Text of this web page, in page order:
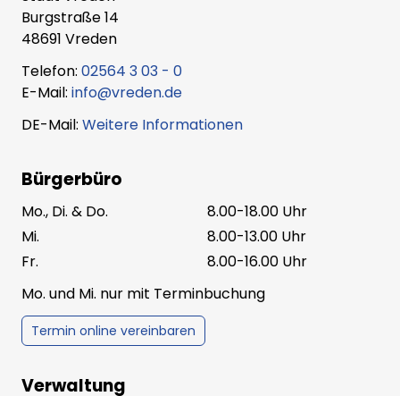
Burgstraße 14
48691 Vreden
Telefon: 02564 3 03 - 0
E-Mail: info@vreden.de
DE-Mail: Weitere Informationen
Bürgerbüro
Mo., Di. & Do.
8.00-18.00 Uhr
Mi.
8.00-13.00 Uhr
Fr.
8.00-16.00 Uhr
Mo. und Mi. nur mit Terminbuchung
Termin online vereinbaren
Verwaltung